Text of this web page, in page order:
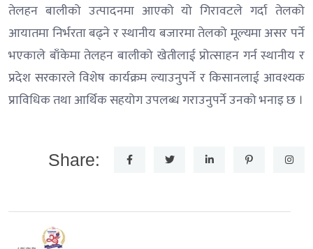
तेलहन बालीको उत्पादनमा आएको यो गिरावटले गर्दा तेलको
आयातमा निर्भरता बढ्ने र स्थानीय बजारमा तेलको मूल्यमा असर पर्ने
भएकाले बाँकेमा तेलहन बालीको खेतीलाई प्रोत्साहन गर्न स्थानीय र
प्रदेश सरकारले विशेष कार्यक्रम ल्याउनुपर्ने र किसानलाई आवश्यक
प्राविधिक तथा आर्थिक सहयोग उपलब्ध गराउनुपर्ने उनको भनाइ छ ।
Share: